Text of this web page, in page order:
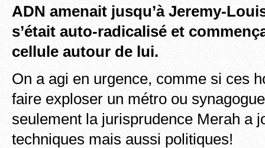
ADN amenait jusqu’à Jeremy-
s’était auto-radicalisé et
cellule autour de lui.
On a agi en urgence, comme si ces
faire exploser un métro ou
seulement la jurisprudence Merah a
techniques mais aussi politiques!